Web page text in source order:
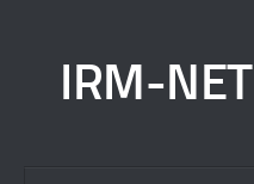
IRM-NET